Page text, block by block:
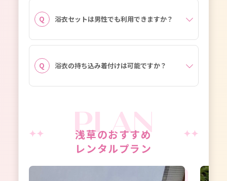
浴衣セットは男性でも利用できますか？
浴衣の持ち込み着付けは可能ですか？
浅草のおすすめ
レンタルプラン